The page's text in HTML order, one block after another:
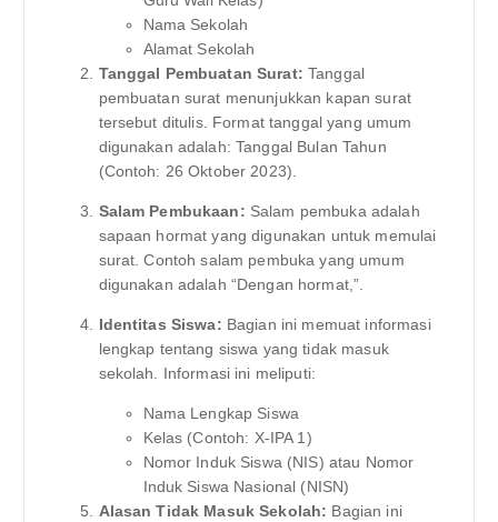
Nama Sekolah
Alamat Sekolah
Tanggal Pembuatan Surat: Tanggal
pembuatan surat menunjukkan kapan surat
tersebut ditulis. Format tanggal yang umum
digunakan adalah: Tanggal Bulan Tahun
(Contoh: 26 Oktober 2023).
Salam Pembukaan: Salam pembuka adalah
sapaan hormat yang digunakan untuk memulai
surat. Contoh salam pembuka yang umum
digunakan adalah “Dengan hormat,”.
Identitas Siswa: Bagian ini memuat informasi
lengkap tentang siswa yang tidak masuk
sekolah. Informasi ini meliputi:
Nama Lengkap Siswa
Kelas (Contoh: X-IPA 1)
Nomor Induk Siswa (NIS) atau Nomor
Induk Siswa Nasional (NISN)
Alasan Tidak Masuk Sekolah: Bagian ini